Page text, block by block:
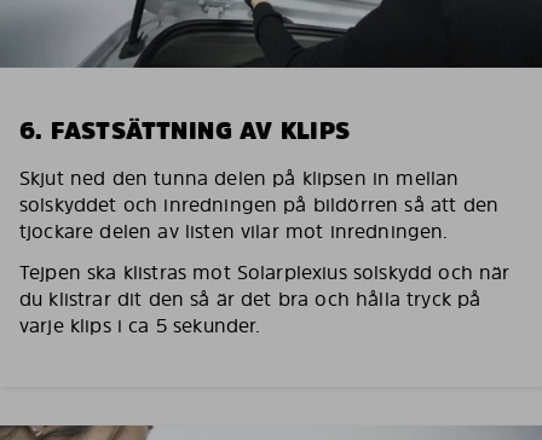
6. FASTSÄTTNING AV KLIPS
Skjut ned den tunna delen på klipsen in mellan
solskyddet och inredningen på bildörren så att den
tjockare delen av listen vilar mot inredningen.
Tejpen ska klistras mot Solarplexius solskydd och när
du klistrar dit den så är det bra och hålla tryck på
varje klips i ca 5 sekunder.